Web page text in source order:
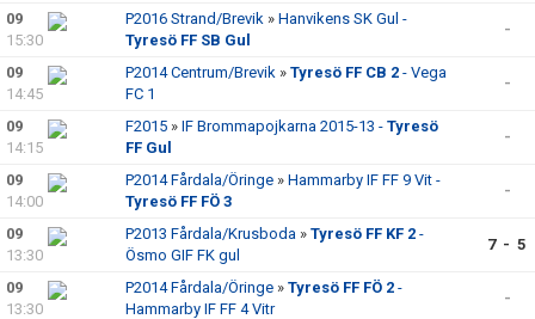
09
15:30
P2016 Strand/Brevik » Hanvikens SK Gul -
Tyresö FF SB Gul
-
09
14:45
P2014 Centrum/Brevik » Tyresö FF CB 2 - Vega
FC 1
-
09
14:15
F2015 » IF Brommapojkarna 2015-13 - Tyresö
FF Gul
-
09
14:00
P2014 Fårdala/Öringe » Hammarby IF FF 9 Vit -
Tyresö FF FÖ 3
-
09
13:30
P2013 Fårdala/Krusboda » Tyresö FF KF 2 -
Ösmo GIF FK gul
7 - 5
09
13:30
P2014 Fårdala/Öringe » Tyresö FF FÖ 2 -
Hammarby IF FF 4 Vitr
-